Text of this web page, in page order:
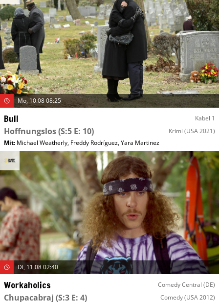
Mo, 10.08 08:25
Bull Kabel 1
Hoffnungslos(S:5 E: 10) Krimi (USA 2021)
Mit: Michael Weatherly, Freddy Rodríguez,Yara Martinez
Di, 11.08 02:40
Workaholics Comedy Central (DE)
Chupacabraj (S:3 E: 4) Comedy(USA 2012)